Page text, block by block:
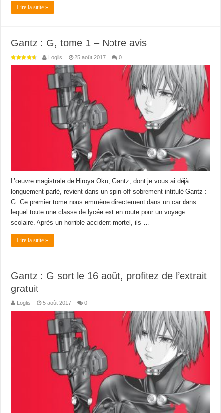
Lire la suite »
Gantz : G, tome 1 – Notre avis
Loglis 25 août 2017 0
L’œuvre magistrale de Hiroya Oku, Gantz, dont je vous ai déjà
longuement parlé, revient dans un spin-off sobrement intitulé Gantz :
G. Ce premier tome nous emmène directement dans un car dans
lequel toute une classe de lycée est en route pour un voyage
scolaire. Après un horrible accident mortel, ils …
Lire la suite »
Gantz : G sort le 16 août, profitez de l’extrait
gratuit
Loglis 5 août 2017 0